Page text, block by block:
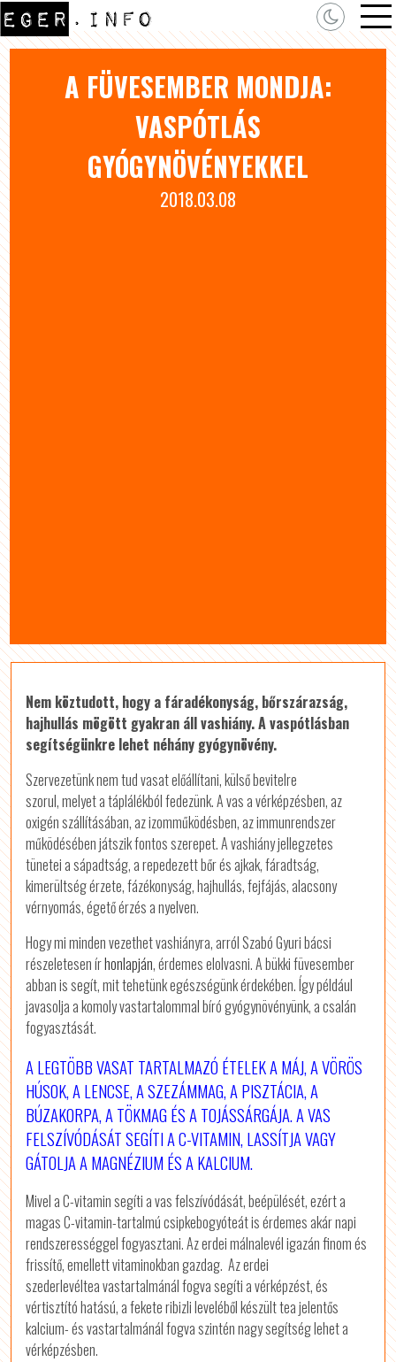
A FÜVESEMBER MONDJA:
VASPÓTLÁS
GYÓGYNÖVÉNYEKKEL
2018.03.08
Nem köztudott, hogy a fáradékonyság, bőrszárazság,
hajhullás mögött gyakran áll vashiány. A vaspótlásban
segítségünkre lehet néhány gyógynövény.
Szervezetünk nem tud vasat előállítani, külső bevitelre
szorul, melyet a táplálékból fedezünk. A vas a vérképzésben, az
oxigén szállításában, az izomműködésben, az immunrendszer
működésében játszik fontos szerepet. A vashiány jellegzetes
tünetei a sápadtság, a repedezett bőr és ajkak, fáradtság,
kimerültség érzete, fázékonyság, hajhullás, fejfájás, alacsony
vérnyomás, égető érzés a nyelven.
Hogy mi minden vezethet vashiányra, arról Szabó Gyuri bácsi
részeletesen írhonlapján, érdemes elolvasni. A bükki füvesember
abban is segít, mit tehetünk egészségünk érdekében. Így például
javasolja a komoly vastartalommal bíró gyógynövényünk, a csalán
fogyasztását.
A LEGTÖBB VASAT TARTALMAZÓ ÉTELEK A MÁJ, A VÖRÖS
HÚSOK, A LENCSE, A SZEZÁMMAG, A PISZTÁCIA, A
BÚZAKORPA, A TÖKMAG ÉS A TOJÁSSÁRGÁJA. A VAS
FELSZÍVÓDÁSÁT SEGÍTI A C-VITAMIN, LASSÍTJA VAGY
GÁTOLJA A MAGNÉZIUM ÉS A KALCIUM.
Mivel a C-vitamin segíti a vas felszívódását, beépülését, ezért a
magas C-vitamin-tartalmú csipkebogyóteát is érdemes akár napi
rendszerességgel fogyasztani. Az erdei málnalevél igazán finom és
frissítő, emellett vitaminokban gazdag. Az erdei
szederlevéltea vastartalmánál fogva segíti a vérképzést, és
vértisztító hatású, a fekete ribizli leveléből készült tea jelentős
kalcium- és vastartalmánál fogva szintén nagy segítség lehet a
vérképzésben.